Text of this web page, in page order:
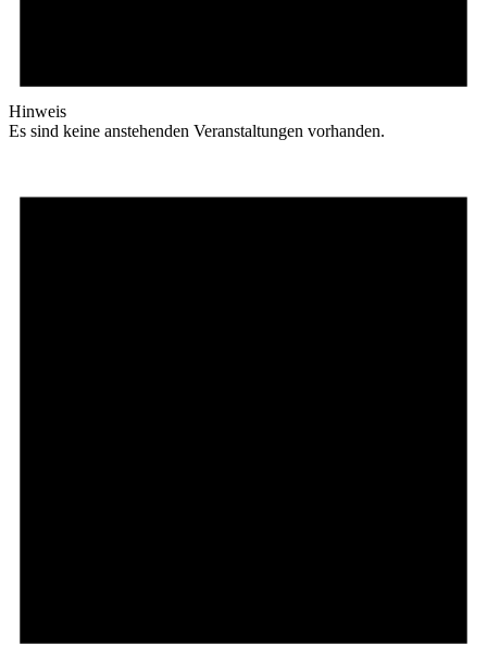
Hinweis
Es sind keine anstehenden Veranstaltungen vorhanden.